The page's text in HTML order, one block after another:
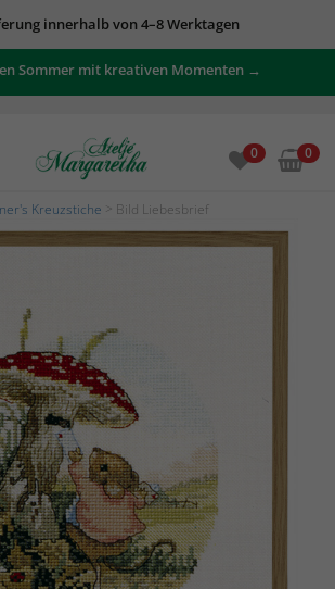
innerhalb von 4–8 Werktagen
Sommer mit kreativen Momenten →
0 0
Kreuzstiche > Bild Liebesbrief